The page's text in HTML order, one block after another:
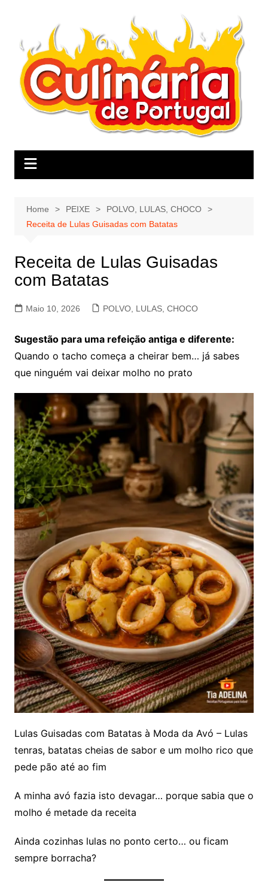
Home PEIXE
POLVO, LULAS, CHOCO
Receita de Lulas Guisadas com Batatas
Receita de Lulas Guisadas
com Batatas
Maio 10, 2026 POLVO, LULAS, CHOCO
Sugestão para uma refeição antiga e diferente:
Quando o tacho começa a cheirar bem… já sabes
que ninguém vai deixar molho no prato
Lulas Guisadas com Batatas à Moda da Avó – Lulas
tenras, batatas cheias de sabor e um molho rico que
pede pão até ao fim
A minha avó fazia isto devagar… porque sabia que o
molho é metade da receita
Ainda cozinhas lulas no ponto certo… ou ficam
sempre borracha?